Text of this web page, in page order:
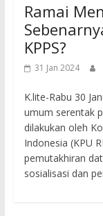
Ramai
KPPS?
31 Jan 2024
K.lite-Rabu 30
umum serentak
dilakukan oleh
Indonesia (KPU
pemutakhiran
sosialisasi dan